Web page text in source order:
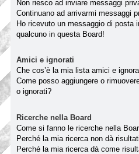
Non riesco ad inviare messaggi
Continuano ad arrivarmi messaggi
Ho ricevuto un messaggio di posta
qualcuno in questa Board!
Amici e ignorati
Che cos’è la mia lista amici e
Come posso aggiungere o
o ignorati?
Ricerche nella Board
Come si fanno le ricerche nella
Perché la mia ricerca non dà
Perché la mia ricerca dà come